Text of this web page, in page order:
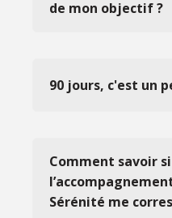
de mon objectif ?
t’aide à définir ton
90 jours, c'est un
d’accompagnement
dizaines de
gagner en confiance,
Comment savoir si
Sérénité me